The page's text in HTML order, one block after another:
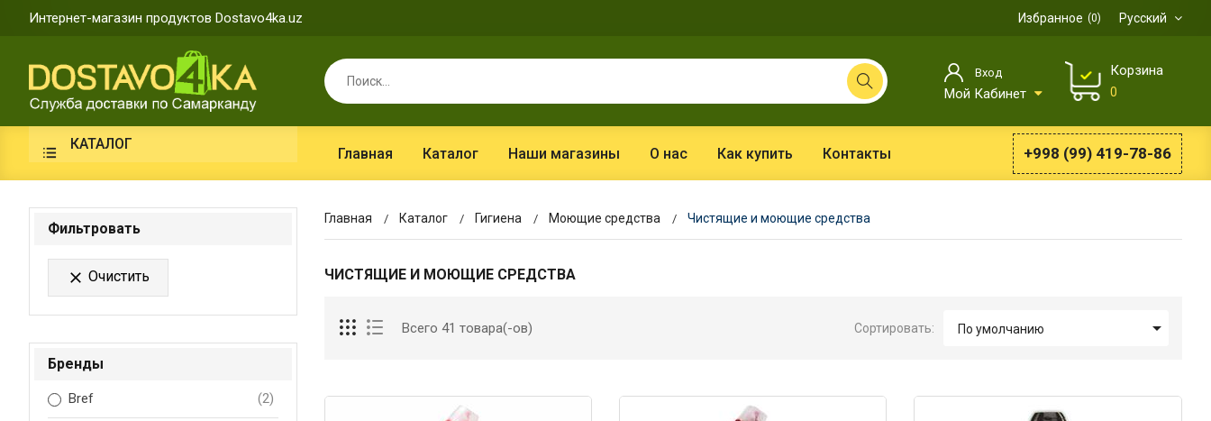
Интернет-магазин продуктов Dostavo4ka.uz Русский
Избранное 0
Вход
Мой Кабинет
Корзина
0
КАТАЛОГ
Главная Каталог Наши магазины О нас Как купить Контакты +998 (99) 419-78-86
Фильтровать
 Очистить
Бренды
Bref (2)
Главная Каталог Гигиена Моющие средства Чистящие и моющие средства
ЧИСТЯЩИЕ И МОЮЩИЕ СРЕДСТВА
Всего 41 товара(-ов) По умолчанию 
Сортировать:
Код: 4865